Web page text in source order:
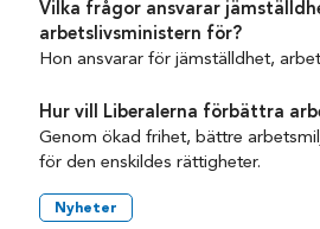
Vilka frågor ansvarar
arbetslivsministern för?
Hon ansvarar för jämställdhet,
Hur vill Liberalerna förbättra
Genom ökad frihet, bättre
för den enskildes rättigheter.
Nyheter